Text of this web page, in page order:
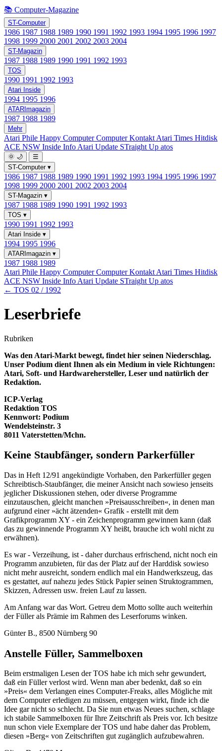
📚 Computer-Magazine
ST-Computer
1986 1987 1988 1989 1990 1991 1992 1993 1994 1995 1996 1997
1998 1999 2000 2001 2002 2003 2004
ST-Magazin
1987 1988 1989 1990 1991 1992 1993
TOS
1990 1991 1992 1993
Atari Inside
1994 1995 1996
ATARImagazin
1987 1988 1989
Mehr
Atari Phile Happy ComputerComputer Kontakt Atari Times Hitdisk
ACE NSW Inside Info Atari Update STraight Up atos
🌞 🌙
☰
ST-Computer ▾
1986 1987 1988 1989 1990 1991 1992 1993 1994 1995 1996 1997
1998 1999 2000 2001 2002 2003 2004
ST-Magazin ▾
1987 1988 1989 1990 1991 1992 1993
TOS ▾
1990 1991 1992 1993
Atari Inside ▾
1994 1995 1996
ATARImagazin ▾
1987 1988 1989
Atari Phile Happy ComputerComputer Kontakt Atari Times Hitdisk
ACE NSW Inside Info Atari Update STraight Up atos
← TOS 02 / 1992
Leserbriefe
Rubriken
Was den Atari-Markt bewegt, findet hier seinen Niederschlag.
Unser Podium dient Ihnen als ein Medium in viele Richtungen:
Atari, Soft- und Hardwarehersteller, Leser und natürlich der
Redaktion.
ICP-Verlag
Redaktion TOS
Kennwort: Podium
Wendelsteinstr. 3
8011 Vaterstetten/Mchn.
Keine Staubfänger, sondern Parkerfüller
Das in Heft 12/91 angekündigte Vorhaben, den Parkerfüller gegen
Schreibtisch-Staubfänger, die meiner Ansicht nach sowieso jenseits
jeglicher Diskussionen stehen, oder diverse Programme
einzutauschen, gleicht manchen »Preisausschreiben«, in denen man
aufgrund einer »ächt ätzenden« Grafik - erstellt mit dem
Grafikprogramm XY - ein Zeichenprogramm gewinnen kann (daß
das zu gewinnende Programm XY heißt, brauche ich wohl nicht zu
erwähnen).
Es war - Verzeihung, ist - daher durchaus erfrischend, nicht noch ein
Programm anzubieten, für das der Platz auf der Harddisk sowieso
nicht mehr ausreicht, sondern endlich mal ein Handwerkszeug, das
es gestattet, auf nahezu jedes Stück Papier seinen Struktogrammen,
Skizzen, Adressen usw. freien Lauf zu lassen.
Am Anfang war das Wort. Getreu dem Motto sollte auch weiterhin
der Füller als Prämie im Rahmen des Leserforums winken.
Günter B., 8500 Nürnberg 90
Anstelle Füller, Sammelboxen
Beim erstmaligen Lesen der TOS habe ich mich sehr gewundert,
daß ein Füller verlost wird. Wenn man aber bedenkt, daß so ein
»Preis« dem Verlangen eines Computer-Freaks, alles Mögliche mit
dem Computer erledigen zu müssen, entgegen wirkt, finde ich die
Idee gar nicht so schlecht. Da Sie nun etwas Neues suchen, schlage
ich stabile Sammelboxen für Ihre Zeitschrift als Preis vor. Ich besitze
nun schon viele Exemplare der TOS und habe daher das Problem,
diesen »Berg« von Zeitschriften gut zugänglich aufzubewahren.